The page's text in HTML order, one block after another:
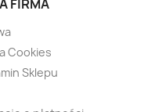
FIRMA
Cookies
Sklepu